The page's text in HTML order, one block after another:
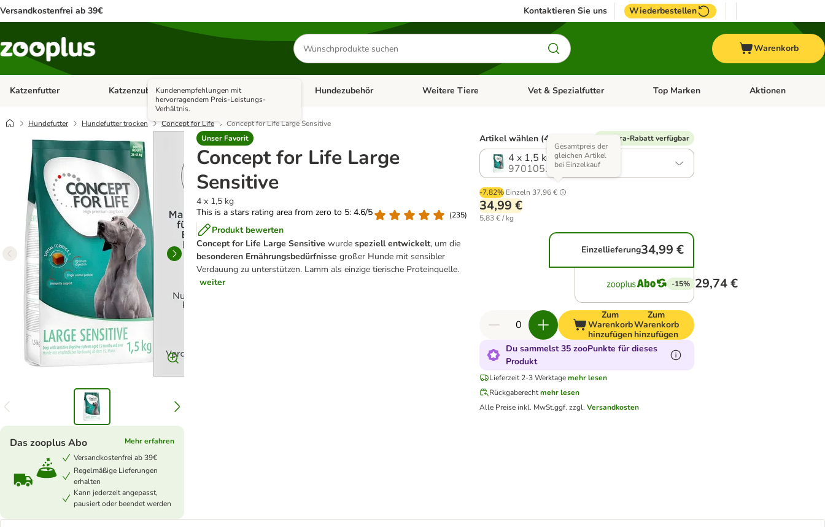
Versandkostenfrei ab 39€ Kontaktieren Sie uns Wiederbestellen
Produkte
suchen
Warenkorb
Katzenfutter Kategorie-Menü öffnen: Katzenfutter
Katzenzubehör Kategorie-Menü öffnen: Katzenzubehör
Hundefutter Kategorie-Menü öffnen: Hundefutter
Hundezubehör Kategorie-Menü öffnen: Hundezubehör
Weitere Tiere Kategorie-Menü öffnen: Weitere Tiere
Vet & Spezialfutter Kategorie-Menü öffnen: Vet & Spezialfutter
Top Marken Kategorie-Menü
Aktionen
Hundefutter Hundefutter trocken Concept for Life
Concept for Life Large Sensitive
Unser Favorit
Kundenempfehlungen mit
hervorragendem Preis-Leistungs-
Verhältnis.
Concept for Life Large
Sensitive
4 x 1,5 kg
This is a stars rating area from zero to 5: 4.6/5
(235)
Produkt bewerten
Concept for Life Large Sensitive wurde speziell entwickelt, um die
besonderen Ernährungsbedürfnisse großer Hunde mit sensibler
Verdauung zu unterstützen. Lamm als einzige tierische Proteinquelle.
weiter
Das zooplus Abo
Mehr erfahren
Versandkostenfrei ab 39€
Regelmäßige Lieferungen
erhalten
Kann jederzeit angepasst,
pausiert oder beendet werden
Artikel wählen (4 Varianten) % Extra-Rabatt verfügbar
4 x 1,5 kg
970105.7
-7.82% Einzeln 37,96 €
Gesamtpreis der
gleichen Artikel
bei Einzelkauf
34,99 €
5,83 € / kg
Einzellieferung34,99 €
-15% 29,74 €
Zum
Warenkorb
hinzufügen
Zum
Warenkorb
hinzufügen
Du sammelst 35 zooPunkte für dieses
Produkt
Lieferzeit 2-3 Werktage mehr lesen
Rückgaberecht mehr lesen
Alle Preise inkl. MwSt.ggf. zzgl. Versandkosten